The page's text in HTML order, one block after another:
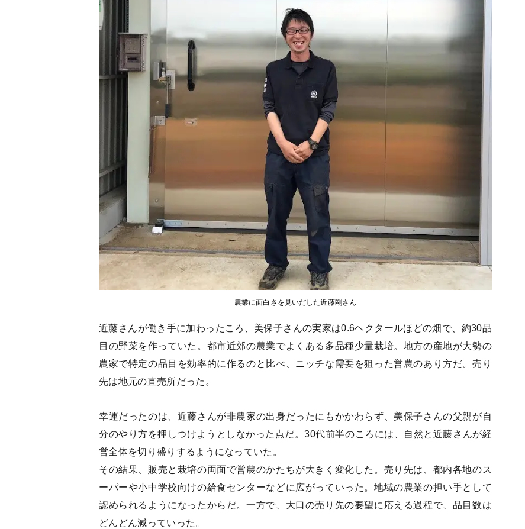
農業に面白さを見いだした近藤剛さん
近藤さんが働き手に加わったころ、美保子さんの実家は0.6ヘクタールほどの畑で、約30品
目の野菜を作っていた。都市近郊の農業でよくある多品種少量栽培。地方の産地が大勢の
農家で特定の品目を効率的に作るのと比べ、ニッチな需要を狙った営農のあり方だ。売り
先は地元の直売所だった。
幸運だったのは、近藤さんが非農家の出身だったにもかかわらず、美保子さんの父親が自
分のやり方を押しつけようとしなかった点だ。30代前半のころには、自然と近藤さんが経
営全体を切り盛りするようになっていた。
その結果、販売と栽培の両面で営農のかたちが大きく変化した。売り先は、都内各地のス
ーパーや小中学校向けの給食センターなどに広がっていった。地域の農業の担い手として
認められるようになったからだ。一方で、大口の売り先の要望に応える過程で、品目数は
どんどん減っていった。